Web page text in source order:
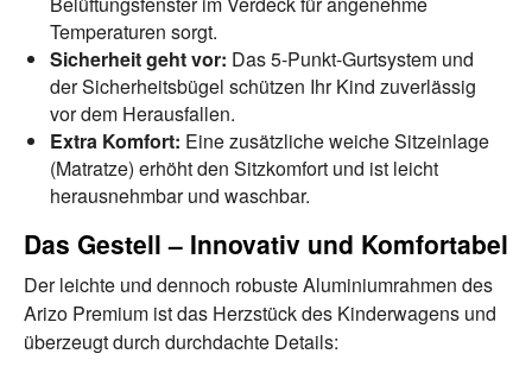
Temperaturen sorgt.
Sicherheit geht vor: Das 5-Punkt-Gurtsystem und
der Sicherheitsbügel schützen Ihr Kind zuverlässig
vor dem Herausfallen.
Extra Komfort: Eine zusätzliche weiche Sitzeinlage
(Matratze) erhöht den Sitzkomfort und ist leicht
herausnehmbar und waschbar.
Das Gestell – Innovativ und Komfortabel
Der leichte und dennoch robuste Aluminiumrahmen des
Arizo Premium ist das Herzstück des Kinderwagens und
überzeugt durch durchdachte Details: